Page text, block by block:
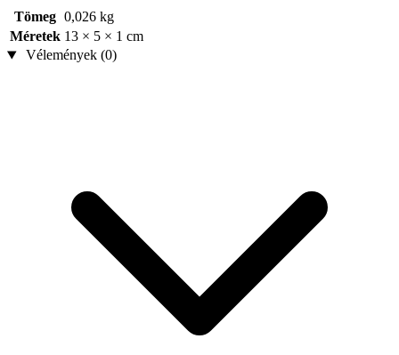
Tömeg 0,026 kg
Méretek 13 × 5 × 1 cm
Vélemények (0)